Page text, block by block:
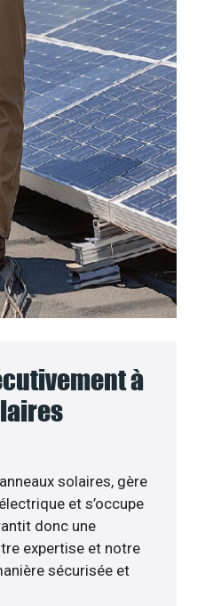
à
solaires, gère
et s’occupe
donc une
expertise et notre
sécurisée et